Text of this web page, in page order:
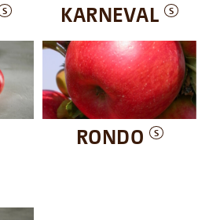
S KARNEVAL S
RONDO S